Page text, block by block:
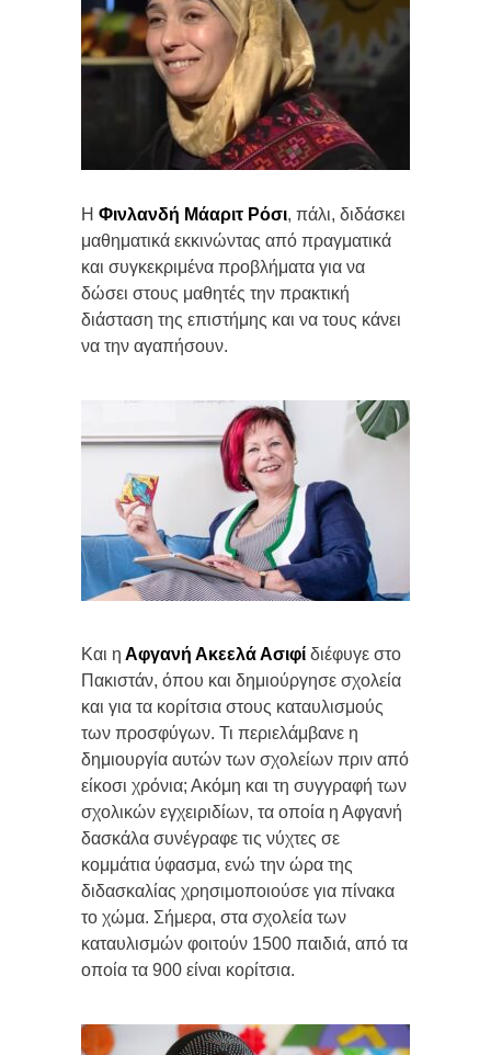
Η Φινλανδή Μάαριτ Ρόσι, πάλι, διδάσκει
μαθηματικά εκκινώντας από πραγματικά
και συγκεκριμένα προβλήματα για να
δώσει στους μαθητές την πρακτική
διάσταση της επιστήμης και να τους κάνει
να την αγαπήσουν.
Και η Αφγανή Ακεελά Ασιφί διέφυγε στο
Πακιστάν, όπου και δημιούργησε σχολεία
και για τα κορίτσια στους καταυλισμούς
των προσφύγων. Τι περιελάμβανε η
δημιουργία αυτών των σχολείων πριν από
είκοσι χρόνια; Ακόμη και τη συγγραφή των
σχολικών εγχειριδίων, τα οποία η Αφγανή
δασκάλα συνέγραφε τις νύχτες σε
κομμάτια ύφασμα, ενώ την ώρα της
διδασκαλίας χρησιμοποιούσε για πίνακα
το χώμα. Σήμερα, στα σχολεία των
καταυλισμών φοιτούν 1500 παιδιά, από τα
οποία τα 900 είναι κορίτσια.